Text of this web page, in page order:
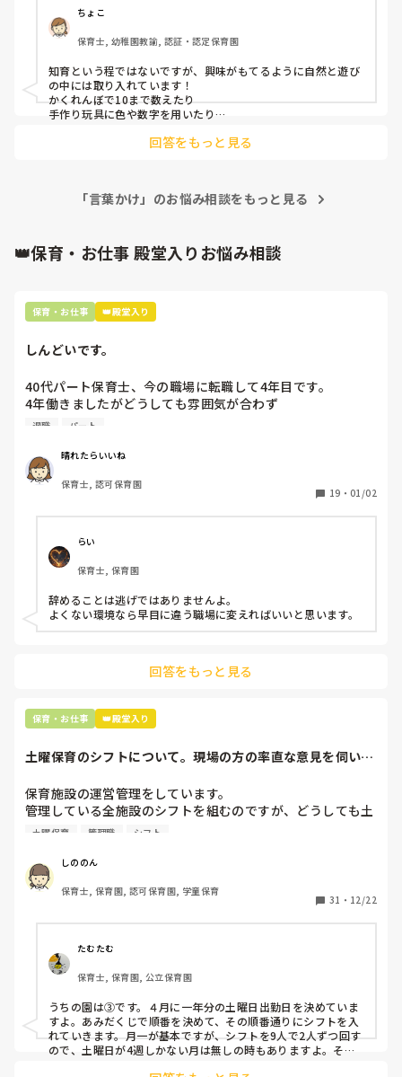
もし、書いてある通りになっていることが原因ならば、家庭と
の連携、日頃のやりとり、対応の共有が必要になってきますか
ら。
ちょこ
保育士, 幼稚園教諭, 認証・認定保育園
知育という程ではないですが、興味がもてるように自然と遊び
の中には取り入れています！
かくれんぼで10まで数えたり
手作り玩具に色や数字を用いたり
がっつりお勉強ではないですが
回答をもっと見る
「言葉かけ」のお悩み相談をもっと見る
👑保育・お仕事 殿堂入りお悩み相談
保育・お仕事 👑殿堂入り
しんどいです。
40代パート保育士、今の職場に転職して4年目です。
4年働きましたがどうしても雰囲気が合わず
退職しようと思っています。
周りの職員は、勤続10年以上から何十年という先生がほとん
どです。
保護者子どもの愚痴悪口が多く、
今で言う不適切保育も
仕方ないよね
もう何も言わずに
子どもの言いなりになればいいんだね
などいう意見で…
上の先生に相談することは難しそうです。
最後の職場にしようと思っていましたが
辞めることは逃げ、と、過去辞めた人も何年も言われ続けて
います
退職 パート
晴れたらいいね
保育士, 認可保育園
19 ・ 01/02
らい
保育士, 保育園
辞めることは逃げではありませんよ。
よくない環境なら早目に違う職場に変えればいいと思います。
回答をもっと見る
保育・お仕事 👑殿堂入り
土曜保育のシフトについて。現場の方の率直な意見を伺いた
保育施設の運営管理をしています。
管理している全施設のシフトを組むのですが、どうしても土
曜保育だけは入れる方が少なく、いつも苦労しています。
て入職しているはずですが、いざ勤務が始まると一日も土曜
出勤が出来ない方ばかりです。
①土曜日の希望休は2日まで、と制限をかける
②毎月、必ず土曜保育に入ることのできる日を1日だけピッ
クアップしてもらう
③仮シフトが出た時、土曜出勤が難しければ自身で代わりの
人を交渉して見つけてもらう
上記のいずれかの対策を取り入れることを考えています。
土曜保育 管理職 シフト
しののん
保育士, 保育園, 認可保育園, 学童保育
31 ・ 12/22
たむたむ
保育士, 保育園, 公立保育園
うちの園は③です。４月に一年分の土曜日出勤日を決めていま
すよ。あみだくじで順番を決めて、その順番通りにシフトを入
れていきます。月一が基本ですが、シフトを9人で2人ずつ回す
ので、土曜日が4週しかない月は無しの時もありますよ。その